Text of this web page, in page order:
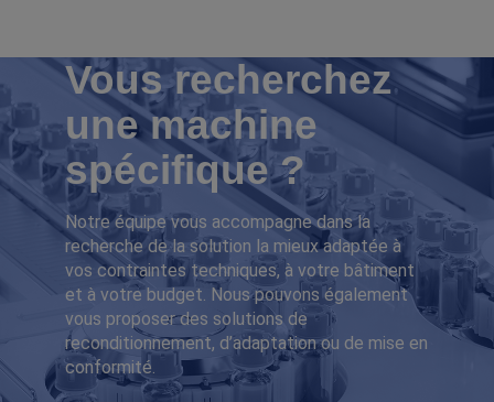
Vous recherchez
une machine
spécifique ?
Notre équipe vous accompagne dans la
recherche de la solution la mieux adaptée à
vos contraintes techniques, à votre bâtiment
et à votre budget. Nous pouvons également
vous proposer des solutions de
reconditionnement, d’adaptation ou de mise en
conformité.